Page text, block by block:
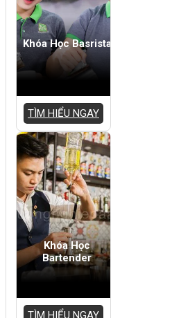
Khóa Học Basrista
TÌM HIỂU NGAY
Khóa Học
Bartender
TÌM HIỂU NGAY